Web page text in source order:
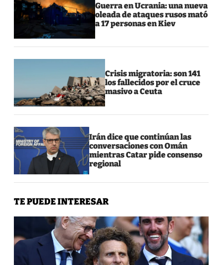
Guerra en Ucrania: una nueva
oleada de ataques rusos mató
a 17 personas en Kiev
Crisis migratoria: son 141
los fallecidos por el cruce
masivo a Ceuta
Irán dice que continúan las
conversaciones con Omán
mientras Catar pide consenso
regional
TE PUEDE INTERESAR